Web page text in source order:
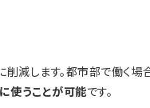
減します。都市部で働く
使うことが可能です。